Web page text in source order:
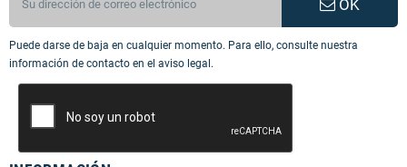
OK
Puede darse de baja en cualquier momento. Para ello, consulte nuestra
información de contacto en el aviso legal.